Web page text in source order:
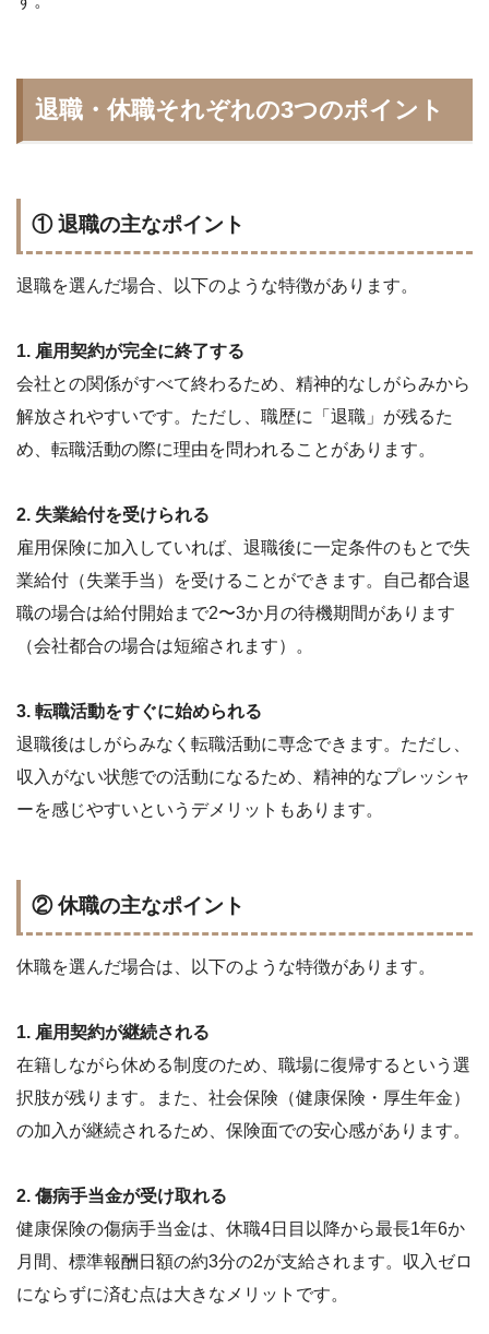
退職・休職それぞれの3つのポイント
① 退職の主なポイント
退職を選んだ場合、以下のような特徴があります。
1. 雇用契約が完全に終了する
会社との関係がすべて終わるため、精神的なしがらみから
解放されやすいです。ただし、職歴に「退職」が残るた
め、転職活動の際に理由を問われることがあります。
2. 失業給付を受けられる
雇用保険に加入していれば、退職後に一定条件のもとで失
業給付（失業手当）を受けることができます。自己都合退
職の場合は給付開始まで2〜3か月の待機期間があります
（会社都合の場合は短縮されます）。
3. 転職活動をすぐに始められる
退職後はしがらみなく転職活動に専念できます。ただし、
収入がない状態での活動になるため、精神的なプレッシャ
ーを感じやすいというデメリットもあります。
② 休職の主なポイント
休職を選んだ場合は、以下のような特徴があります。
1. 雇用契約が継続される
在籍しながら休める制度のため、職場に復帰するという選
択肢が残ります。また、社会保険（健康保険・厚生年金）
の加入が継続されるため、保険面での安心感があります。
2. 傷病手当金が受け取れる
健康保険の傷病手当金は、休職4日目以降から最長1年6か
月間、標準報酬日額の約3分の2が支給されます。収入ゼロ
にならずに済む点は大きなメリットです。